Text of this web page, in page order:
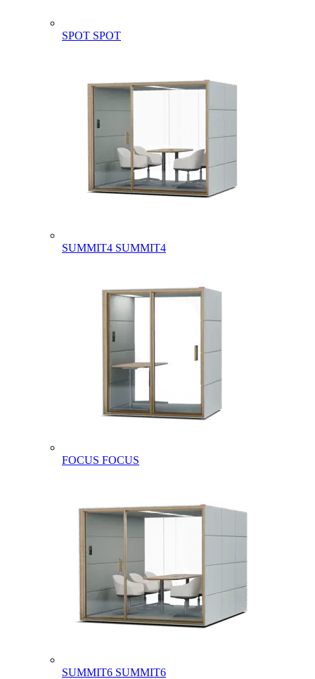
SPOT SPOT
SUMMIT4 SUMMIT4
FOCUS FOCUS
SUMMIT6 SUMMIT6